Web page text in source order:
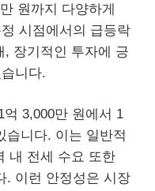
원까지 다양하게
시점에서의 급등락
, 장기적인 투자에 긍
니다.
3,000만 원에서 1
습니다. 이는 일반적
내 전세 수요 또한
. 이런 안정성은 시장